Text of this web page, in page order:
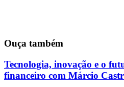
Ouça também
Tecnologia, inovação e o
financeiro com Márcio